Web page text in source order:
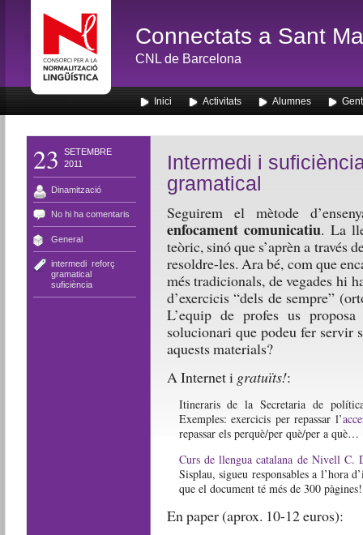
Connectats a Sant
CNL de Barcelona
Inici Activitats Alumnes
23
SETEMBRE
2011
Dinamització
No hi ha comentaris
General
intermedi, reforç
gramatical,
suficiència
Intermedi i
gramatical
Seguirem el mètode
enfocament comunicatiu. La
teòric, sinó que s’aprèn a través
resoldre-les. Ara bé, com que
més tradicionals, de vegades hi
d’exercicis “dels de sempre”
L’equip de profes us
solucionari que podeu fer servir
aquests materials?
A Internet i gratuïts!:
Itineraris de la Secretaria de
Exemples: exercicis per repassar l’
repassar els perquè/per què/per a què…
Curs de llengua catalana de Nivell C.
Sisplau, sigueu responsables a l’hora
que el document té més de 300 pàgines!
En paper (aprox. 10-12 euros):